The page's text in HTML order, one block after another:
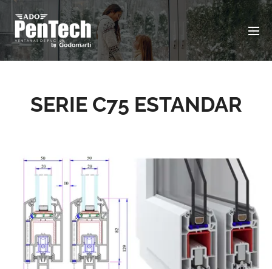
SERIE C75 ESTANDAR